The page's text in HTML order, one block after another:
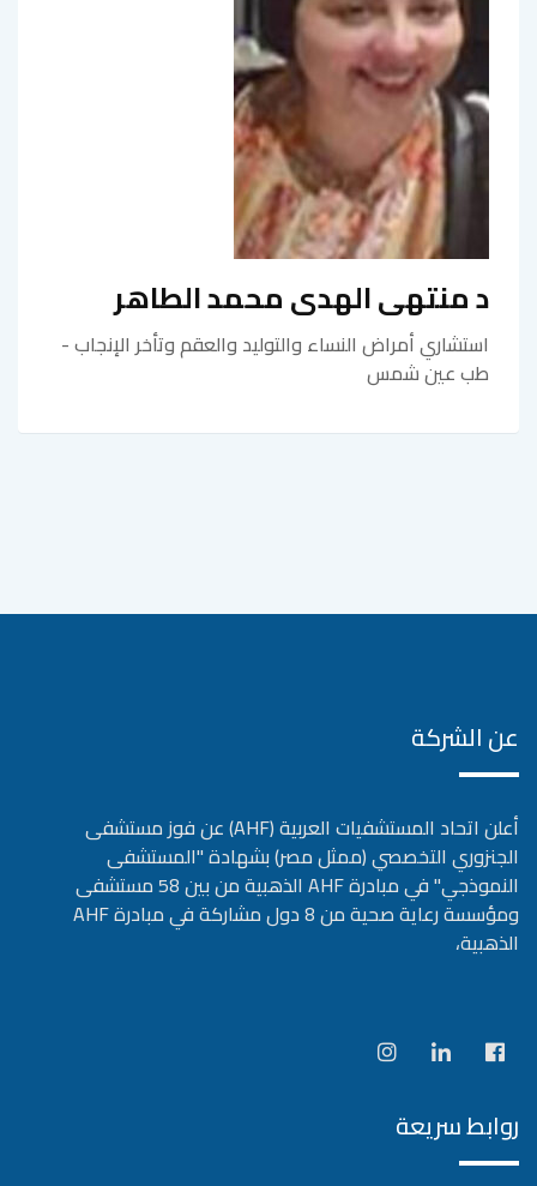
د منتهى الهدى محمد الطاهر
استشاري أمراض النساء والتوليد والعقم وتأخر الإنجاب -
طب عين شمس
عن الشركة
أعلن اتحاد المستشفيات العربية (AHF) عن فوز مستشفى
الجنزوري التخصصي (ممثل مصر) بشهادة "المستشفى
النموذجي" في مبادرة AHF الذهبية من بين 58 مستشفى
ومؤسسة رعاية صحية من 8 دول مشاركة في مبادرة AHF
الذهبية،
روابط سريعة